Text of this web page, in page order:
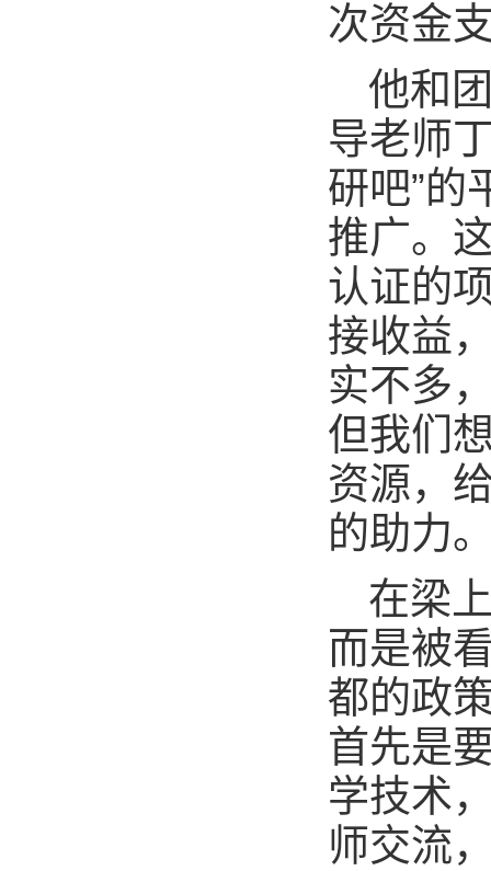
次资金
他和
导老师
研吧”的
推广。
认证的
接收益
实不多
但我们
资源，
的助力
在梁
而是被
都的政
首先是
学技术
师交流